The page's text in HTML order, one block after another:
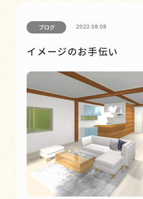
ブログ 2022.08.08
イメージのお手伝い